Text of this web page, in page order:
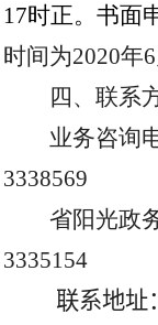
17时正。书面
时间为2020年6
四、联系
业务咨询
3338569
省阳光政
3335154
联系地址